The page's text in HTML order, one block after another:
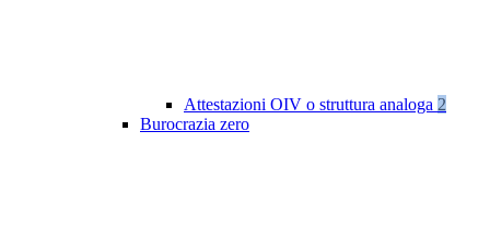
Attestazioni OIV o struttura analoga 2
Burocrazia zero